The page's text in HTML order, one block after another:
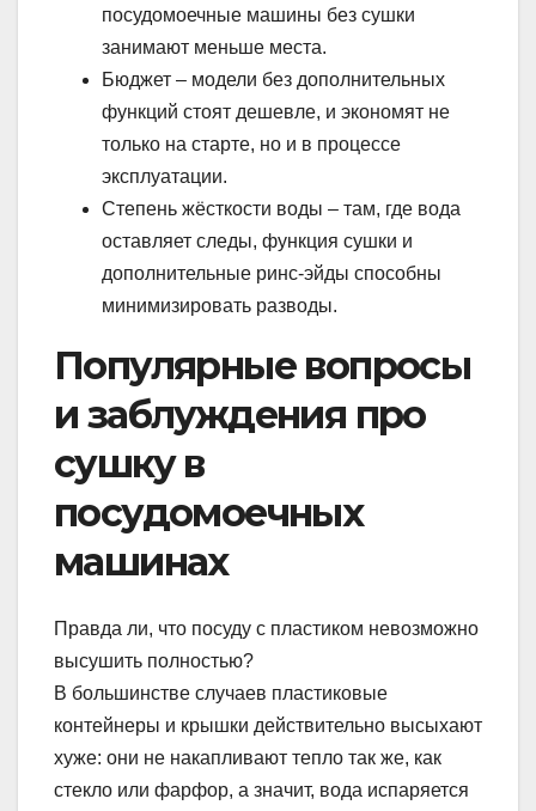
посудомоечные машины без сушки
занимают меньше места.
Бюджет – модели без дополнительных
функций стоят дешевле, и экономят не
только на старте, но и в процессе
эксплуатации.
Степень жёсткости воды – там, где вода
оставляет следы, функция сушки и
дополнительные ринс-эйды способны
минимизировать разводы.
Популярные вопросы
и заблуждения про
сушку в
посудомоечных
машинах
Правда ли, что посуду с пластиком невозможно
высушить полностью?
В большинстве случаев пластиковые
контейнеры и крышки действительно высыхают
хуже: они не накапливают тепло так же, как
стекло или фарфор, а значит, вода испаряется